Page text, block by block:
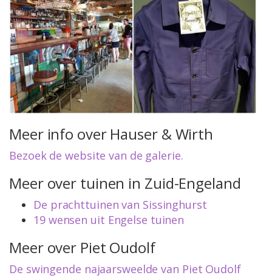
Meer info over Hauser & Wirth
Bezoek de website van de galerie.
Meer over tuinen in Zuid-Engeland
De prachttuinen van Sissinghurst
19 wensen uit Engelse tuinen
Meer over Piet Oudolf
De swingende najaarsweelde van Piet Oudolf